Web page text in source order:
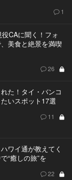
1
役CAに聞く！フォ
美食と絶景を満喫
26
た！タイ・バンコ
いスポット17選
11
ワイ通が教えてく
“癒しの旅”を
22